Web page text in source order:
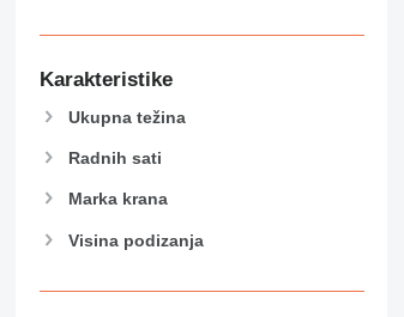
Karakteristike
Ukupna težina
Radnih sati
Marka krana
Visina podizanja